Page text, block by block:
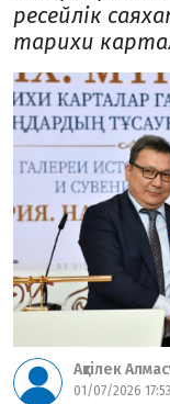
ресейлік
тарихи
Ақтілек
01/07/2026 17:53